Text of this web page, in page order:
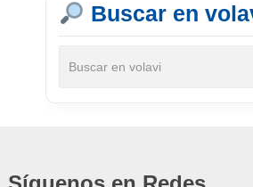
Buscar en